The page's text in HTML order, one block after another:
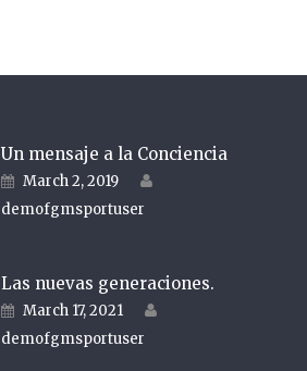
Un mensaje a la Conciencia
Posted on
March 2, 2019
demofgmsportuser
Las nuevas generaciones.
Posted on
March 17, 2021
demofgmsportuser